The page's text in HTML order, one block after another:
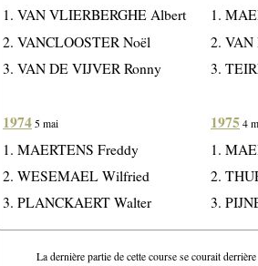
1. VAN VLIERBERGHE Albert
2. VANCLOOSTER Noël
3. VAN DE VIJVER Ronny
1974 5 mai
1. MAERTENS Freddy
2. WESEMAEL Wilfried
3. PLANCKAERT Walter
1.
2.
3.
1975 4
1.
2.
3.
La dernière partie de cette course se courait